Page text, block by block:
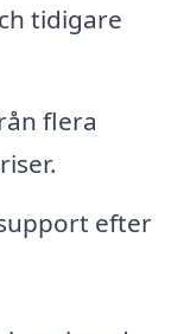
tidigare
flera
efter